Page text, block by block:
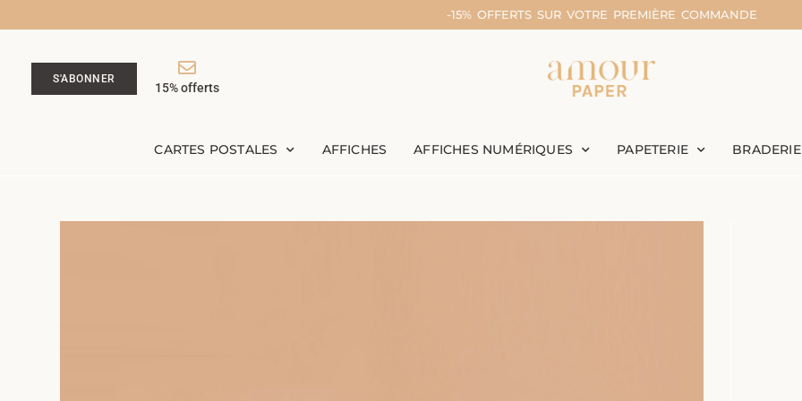
-15% OFFERTS SUR VOTRE PREMIÈRE COMMANDE
S'ABONNER
15% offerts
CARTES POSTALES AFFICHES AFFICHES NUMÉRIQUES PAPETERIE BRADERIE